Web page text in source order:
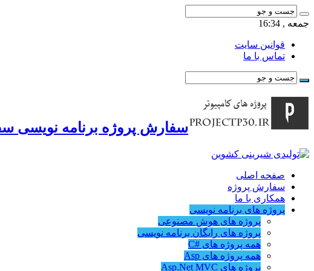
جمعه , 16:34
قوانین سایت
تماس با ما
سفارش پروژه برنامه نویسی
صفحه اصلی
سفارش پروژه
همکاری با ما
پروژه های برنامه نویسی
پروژه های هوش مصنوعی
پروژه های رایگان برنامه نویسی
همه پروژه های #C
همه پروژه های Asp
پروژه های Asp.Net MVC